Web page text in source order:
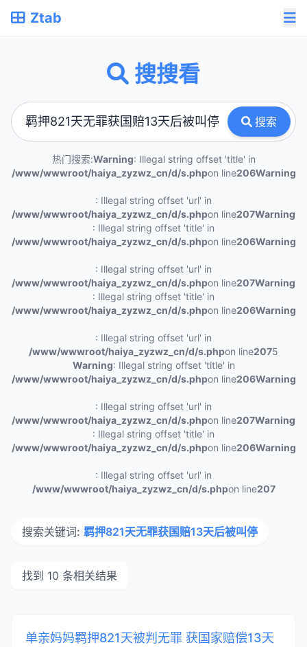
Ztab
搜搜看
搜索
热门搜索:Warning: Illegal string offset 'title' in
/www/wwwroot/haiya_zyzwz_cn/d/s.phpon line206Warning
: Illegal string offset 'url' in
/www/wwwroot/haiya_zyzwz_cn/d/s.phpon line207Warning
: Illegal string offset 'title' in
/www/wwwroot/haiya_zyzwz_cn/d/s.phpon line206Warning
: Illegal string offset 'url' in
/www/wwwroot/haiya_zyzwz_cn/d/s.phpon line207Warning
: Illegal string offset 'title' in
/www/wwwroot/haiya_zyzwz_cn/d/s.phpon line206Warning
: Illegal string offset 'url' in
/www/wwwroot/haiya_zyzwz_cn/d/s.phpon line2075
Warning: Illegal string offset 'title' in
/www/wwwroot/haiya_zyzwz_cn/d/s.phpon line206Warning
: Illegal string offset 'url' in
/www/wwwroot/haiya_zyzwz_cn/d/s.phpon line207Warning
: Illegal string offset 'title' in
/www/wwwroot/haiya_zyzwz_cn/d/s.phpon line206Warning
: Illegal string offset 'url' in
/www/wwwroot/haiya_zyzwz_cn/d/s.phpon line207
搜索关键词: 羁押821天无罪获国赔13天后被叫停
找到 10 条相关结果
单亲妈妈羁押821天被判无罪 获国家赔偿13天